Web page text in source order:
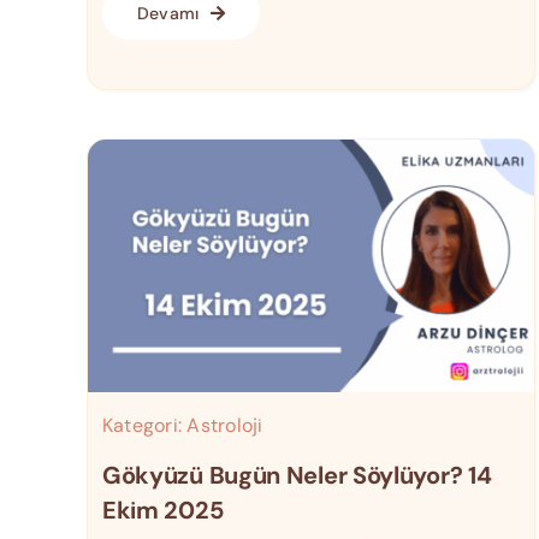
Devamı
Kategori:Astroloji
Gökyüzü Bugün Neler Söylüyor? 14
Ekim 2025